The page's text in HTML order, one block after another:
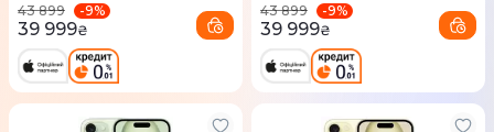
43 899 -9%
39 999₴
43 899 -9%
39 999₴